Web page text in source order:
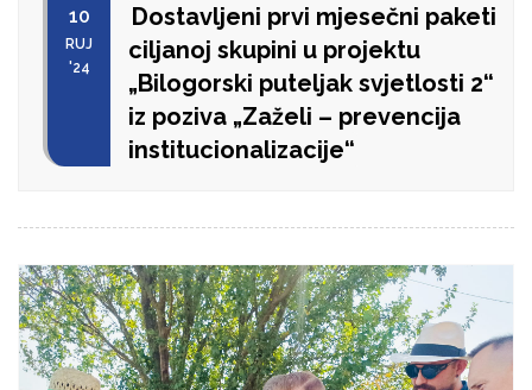
10
RUJ
'24
Dostavljeni prvi mjesečni paketi
ciljanoj skupini u projektu
„Bilogorski puteljak svjetlosti 2“
iz poziva „Zaželi – prevencija
institucionalizacije“